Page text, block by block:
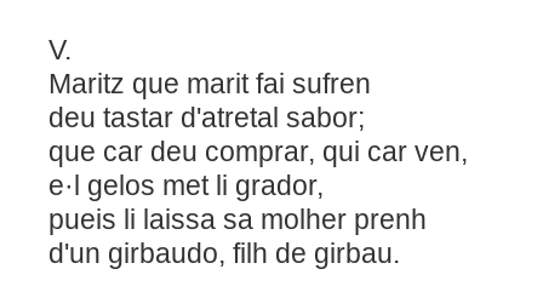
V.
Maritz que marit fai sufren
deu tastar d'atretal sabor;
que car deu comprar, qui car ven,
e·l gelos met li grador,
pueis li laissa sa molher prenh
d'un girbaudo, filh de girbau.